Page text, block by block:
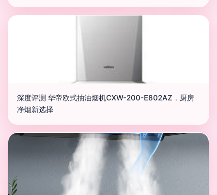
深度评测 华帝欧式抽油烟机CXW-200-E802AZ，厨房
净烟新选择